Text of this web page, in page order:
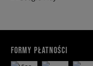
FORMY PŁATNOŚCI